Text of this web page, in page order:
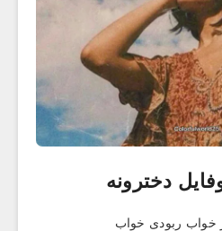
دخترونه
خواب ربودی خواب